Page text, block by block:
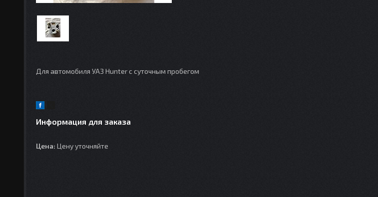
Для автомобиля УАЗ Hunter с суточным пробегом
Информация для заказа
Цена: Цену уточняйте